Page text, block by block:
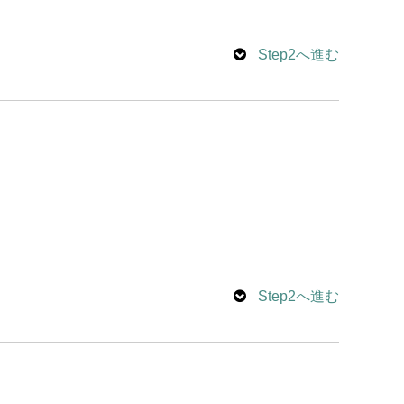
Step2へ進む
Step2へ進む